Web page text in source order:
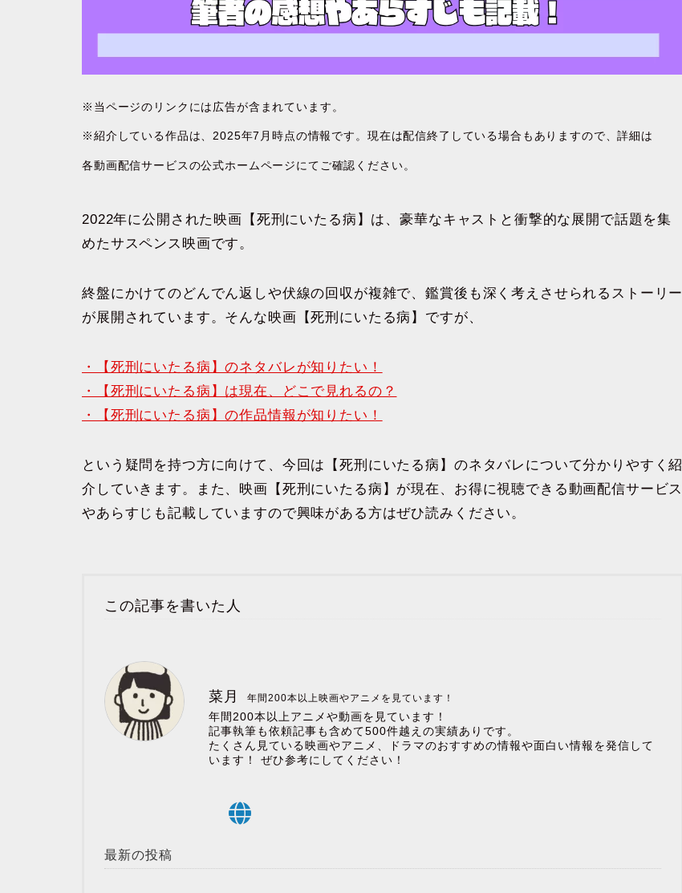
※当ページのリンクには広告が含まれています。
※紹介している作品は、2025年7月時点の情報です。現在は配信終了している場合もありますので、詳細は
各動画配信サービスの公式ホームページにてご確認ください。
2022年に公開された映画【死刑にいたる病】は、豪華なキャストと衝撃的な展開で話題を集
めたサスペンス映画です。
終盤にかけてのどんでん返しや伏線の回収が複雑で、鑑賞後も深く考えさせられるストーリー
が展開されています。そんな映画【死刑にいたる病】ですが、
・【死刑にいたる病】のネタバレが知りたい！
・【死刑にいたる病】は現在、どこで見れるの？
・【死刑にいたる病】の作品情報が知りたい！
という疑問を持つ方に向けて、今回は【死刑にいたる病】のネタバレについて分かりやすく紹
介していきます。また、映画【死刑にいたる病】が現在、お得に視聴できる動画配信サービス
やあらすじも記載していますので興味がある方はぜひ読みください。
この記事を書いた人
菜月 年間200本以上映画やアニメを見ています！
年間200本以上アニメや動画を見ています！
記事執筆も依頼記事も含めて500件越えの実績ありです。
たくさん見ている映画やアニメ、ドラマのおすすめの情報や面白い情報を発信して
います！ ぜひ参考にしてください！
最新の投稿